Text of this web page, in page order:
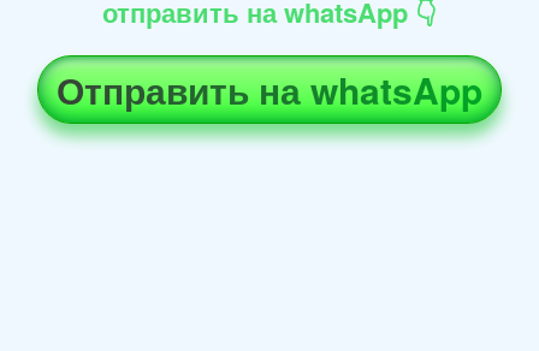
отправить на whatsApp 👇
Отправить на whatsApp